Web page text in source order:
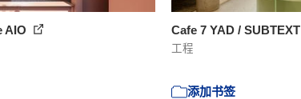
AIO Cafe 7 YAD / SUBTEXT
工程
添加书签